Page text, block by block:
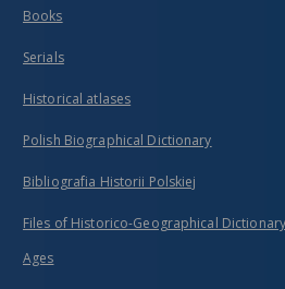
Books
Serials
Historical atlases
Polish Biographical Dictionary
Bibliografia Historii Polskiej
Files of Historico-Geographical
Ages